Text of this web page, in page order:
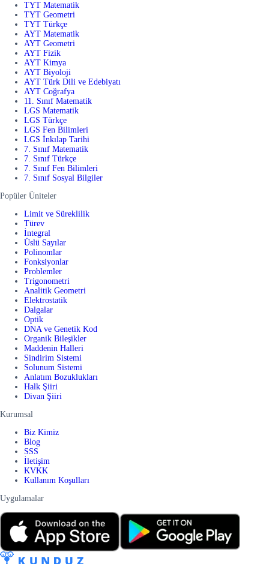
TYT Matematik
TYT Geometri
TYT Türkçe
AYT Matematik
AYT Geometri
AYT Fizik
AYT Kimya
AYT Biyoloji
AYT Türk Dili ve Edebiyatı
AYT Coğrafya
11. Sınıf Matematik
LGS Matematik
LGS Türkçe
LGS Fen Bilimleri
LGS İnkılap Tarihi
7. Sınıf Matematik
7. Sınıf Türkçe
7. Sınıf Fen Bilimleri
7. Sınıf Sosyal Bilgiler
Popüler Üniteler
Limit ve Süreklilik
Türev
İntegral
Üslü Sayılar
Polinomlar
Fonksiyonlar
Problemler
Trigonometri
Analitik Geometri
Elektrostatik
Dalgalar
Optik
DNA ve Genetik Kod
Organik Bileşikler
Maddenin Halleri
Sindirim Sistemi
Solunum Sistemi
Anlatım Bozuklukları
Halk Şiiri
Divan Şiiri
Kurumsal
Biz Kimiz
Blog
SSS
İletişim
KVKK
Kullanım Koşulları
Uygulamalar